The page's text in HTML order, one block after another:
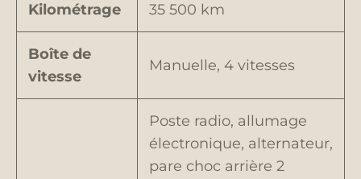
Kilométrage 35 500 km
Boîte de
vitesse
Manuelle, 4 vitesses
Poste radio, allumage
électronique, alternateur,
pare choc arrière 2